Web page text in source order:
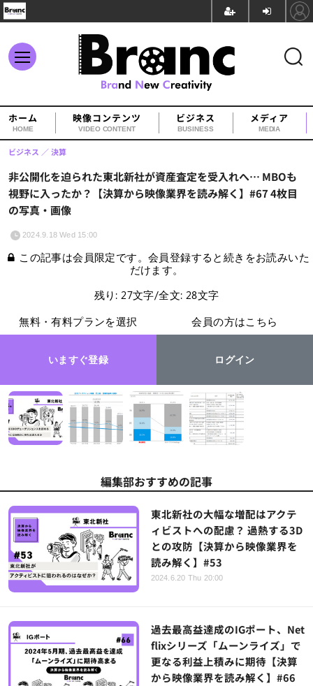
ホーム
HOME
映像コンテンツ
VIDEO CONTENT
ビジネス
BUSINESS
メディア
MEDIA
非公開化を迫られた東北新社が資産査定を受入れへ… MBOも
視野に入ったか？【決算から映像業界を読み解く】#67 4枚目
の写真・画像
ビジネス 決算
2024.9.18 Wed 15:00
この記事は会員限定です。会員登録すると続きをお読みいた
だけます。
残り: 27文字/全文: 28文字
無料・有料プランを選択
いますぐ登録
会員の方はこちら
ログイン
編集部おすすめの記事
東北新社の大幅な増配はアクテ
ィビストへの配慮？ 過熱する3D
との攻防【決算から映像業界を
読み解く】#53
2024.6.20 Thu 20:00
過去最高益達成のIGポート、Net
flixシリーズ「ムーンライズ」で
更なる利益上積みに期待【決算
から映像業界を読み解く】#66